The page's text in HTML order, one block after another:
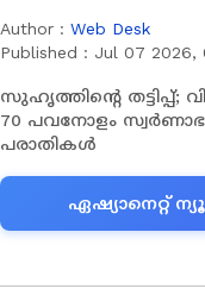
Author : Web Desk
Published : Jul 07 2026,
സുഹൃത്തിന്റെ തട്ടിപ്പ്;
70 പവനോളം
പരാതികൾ
ഏഷ്യാനെറ്റ്